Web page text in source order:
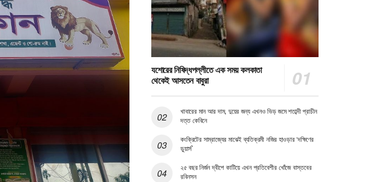
যশোরের নিষিদ্ধপল্লীতে এক সময় কলকাতা
থেকেই আসতেন বাবুরা
খাবারের মান আর দাম, দুয়ের জন্য এখনও ভিড় জমে শতাব্দী প্রাচীন
দত্ত কেবিনে
কংক্রিটের সাম্রাজ্যের মাঝেই ব্যতিক্রমী নজির হাওড়ার ‘দক্ষিণের
ডুয়ার্স’
২৫ বছর নির্জন দ্বীপে কাটিয়ে এখন প্রতিবেশীর খোঁজে বাস্তবের
রবিনসন